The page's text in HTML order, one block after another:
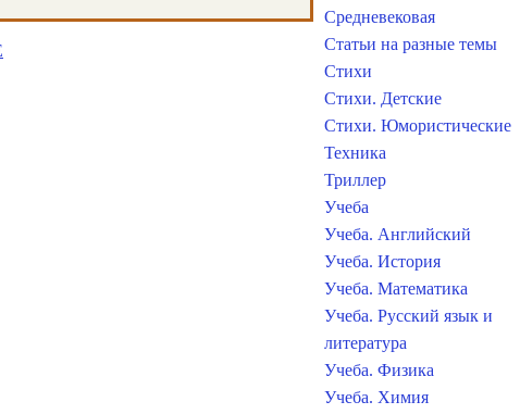
Средневековая
Статьи на разные темы
Стихи
Стихи. Детские
Стихи. Юмористические
Техника
Триллер
Учеба
Учеба. Английский
Учеба. История
Учеба. Математика
Учеба. Русский язык и
литература
Учеба. Физика
Учеба. Химия